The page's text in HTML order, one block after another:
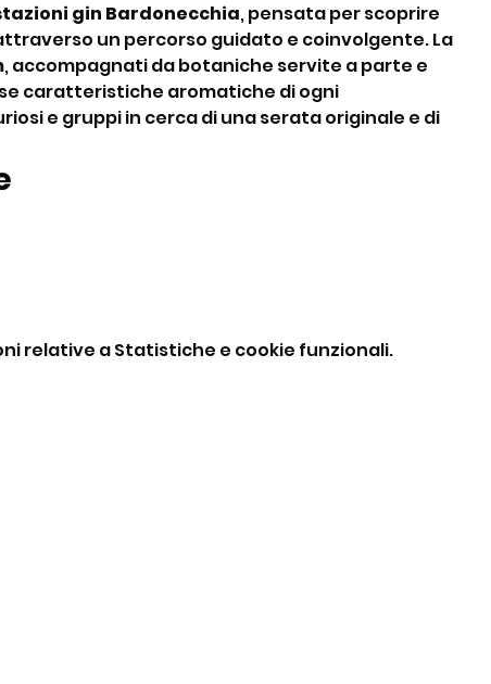
gin Bardonecchia, pensata per scoprire
un percorso guidato e coinvolgente. La
, accompagnati da botaniche servite a parte e
caratteristiche aromatiche di ogni
e gruppi in cerca di una serata originale e di
relative a Statistiche e cookie funzionali.